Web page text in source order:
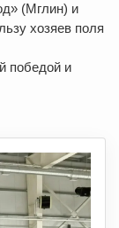
(Мглин) и
хозяев поля
победой и